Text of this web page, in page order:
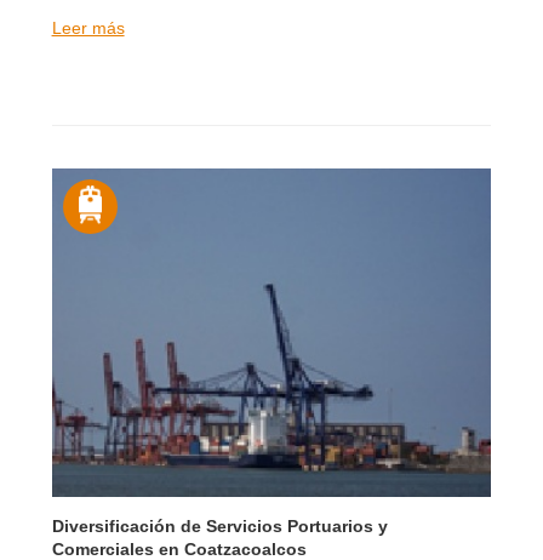
Leer más
Diversificación de Servicios Portuarios y
Comerciales en Coatzacoalcos